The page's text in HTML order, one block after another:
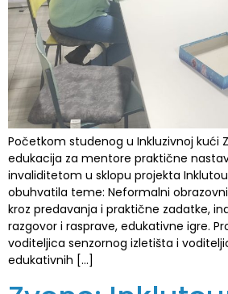
Početkom studenog u Inkluzivnoj kući
edukacija za mentore praktične
invaliditetom u sklopu projekta
obuhvatila teme: Neformalni
kroz predavanja i praktične zadatke,
razgovor i rasprave, edukativne igre.
voditeljica senzornog izletišta i
edukativnih […]